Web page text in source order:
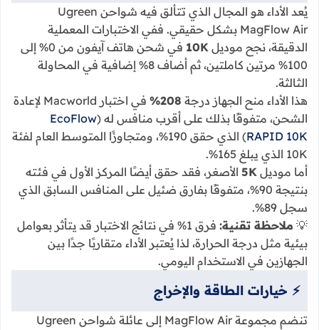
يُعد الأداء هو المجال الذي تتألق فيه شواحن Ugreen
MagFlow Air بشكل حقيقي. ففي الاختبارات المعملية
الدقيقة، نجح موديل 10K
في شحن هاتف آيفون من 0% إلى
100% مرتين كاملتين، ثم أضاف 8% إضافية في المحاولة
الثالثة.
هذا الأداء منح الجهاز درجة 208%
في اختبار Macworld لإعادة
الشحن، متفوقًا بذلك على أقرب منافس له (EcoFlow
RAPID 10K
) الذي حقق 190%، ومتجاوزًا المتوسط العام لفئة
10K الذي يبلغ 165%.
أما موديل 5K الأصغر، فقد حقق أيضًا المركز الأول في فئته
بنتيجة 90%، متفوقًا بفارق ضئيل على المنافس السابق الذي
سجل 89%.
💡 ملاحظة تقنية:
فرق 1% في نتائج الاختبار قد يتأثر بعوامل
بيئية مثل درجة الحرارة، لذا يُعتبر الأداء متقاربًا جدًا بين
الجهازين في الاستخدام اليومي.
⚡ خيارات الطاقة والإخراج
تنضم مجموعة MagFlow Air إلى عائلة شواحن Ugreen